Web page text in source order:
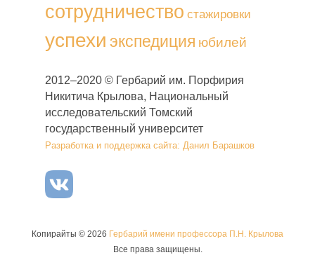
сотрудничество стажировки
успехи экспедиция юбилей
2012–2020 © Гербарий им. Порфирия
Никитича Крылова, Национальный
исследовательский Томский
государственный университет
Разработка и поддержка сайта: Данил Барашков
Копирайты © 2026 Гербарий имени профессора П.Н. Крылова
Все права защищены.